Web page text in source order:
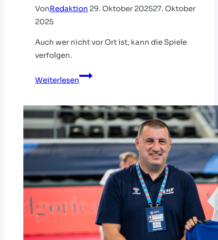
VonRedaktion 29. Oktober 202527. Oktober
2025
Auch wer nicht vor Ort ist, kann die Spiele
verfolgen.
Weiterlesen
Select-
HVNB
LIVE